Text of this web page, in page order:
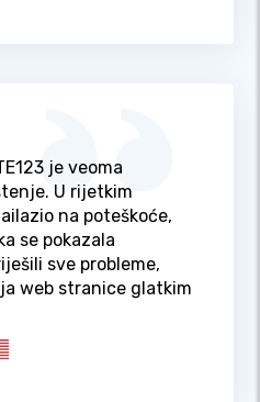
je veoma
U rijetkim
na poteškoće,
se pokazala
sve probleme,
web stranice glatkim